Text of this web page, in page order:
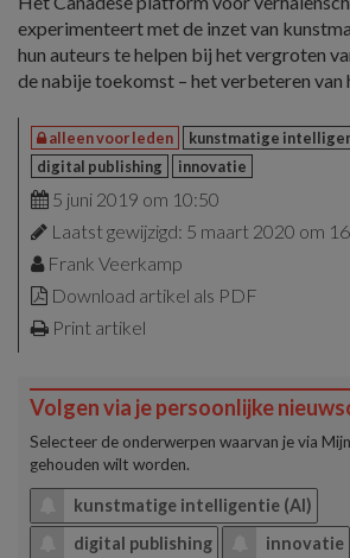
experimenteert met de inzet van
hun auteurs te helpen bij het vergroten
de nabije toekomst – het verbeteren van
alleen voor leden
kunstmatige
digital publishing
innovatie
5 juni 2019 om 10:50
Laatst gewijzigd: 5 maart 2020 om
Frank Veerkamp
Download artikel als PDF
Print artikel
Volgen via je persoonlijke
Selecteer de onderwerpen waarvan je via
gehouden wilt worden.
kunstmatige intelligentie (AI)
digital publishing
innovatie